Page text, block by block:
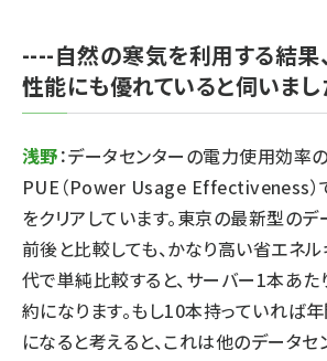
----自然の寒気を利用する結果
性能にも優れていると伺いまし
浅野：データセンターの電力使用効率
PUE（Power Usage Effectiveness）
をクリアしています。東京の最新型の
前後と比較しても、かなり高い省エネ
代で単純比較すると、サーバー1本あた
約になります。もし10本持っていれば
になると考えると、これは他のデータ